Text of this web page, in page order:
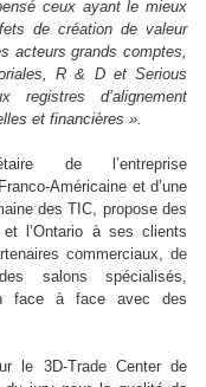
ceux ayant le mieux
de création de valeur
acteurs grands comptes,
R & D et Serious
d’alignement
et financières ».
de l’entreprise
Américaine et d’une
des TIC, propose des
l’Ontario à ses clients
commerciaux, de
salons spécialisés,
face à face avec des
le 3D-Trade Center de